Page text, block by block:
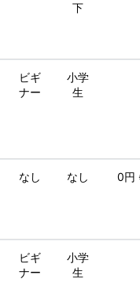
下
ビギ
ナー
小学
生
なし なし
0円
ビギ
ナー
小学
生